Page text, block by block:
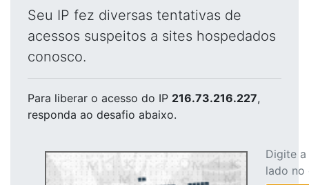
Seu IP fez diversas tentativas de
acessos suspeitos a sites hospedados
conosco.
Para liberar o acesso do IP 216.73.216.227,
responda ao desafio abaixo.
Digite
lado no